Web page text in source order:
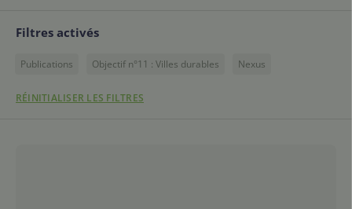
Filtres activés
Publications Objectif n°11 : Villes durables Nexus
RÉINITIALISER LES FILTRES